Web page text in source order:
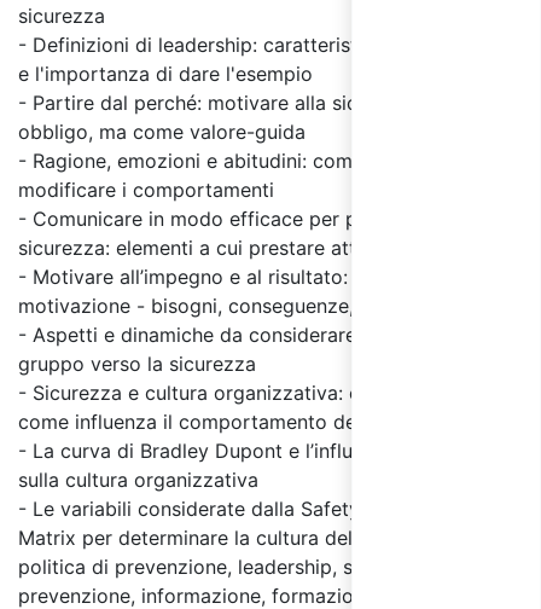
sicurezza
- Definizioni di leadership: caratteristiche, competenze
e l'importanza di dare l'esempio
- Partire dal perché: motivare alla sicurezza, non come
obbligo, ma come valore-guida
- Ragione, emozioni e abitudini: come agire per
modificare i comportamenti
- Comunicare in modo efficace per promuovere la
sicurezza: elementi a cui prestare attenzione
- Motivare all’impegno e al risultato: tre approcci alla
motivazione - bisogni, conseguenze, coinvolgimento
- Aspetti e dinamiche da considerare per guidare un
gruppo verso la sicurezza
- Sicurezza e cultura organizzativa: come si manifesta,
come influenza il comportamento delle persone
- La curva di Bradley Dupont e l’influenza dei leader
sulla cultura organizzativa
- Le variabili considerate dalla Safety Leadership
Matrix per determinare la cultura della sicurezza:
politica di prevenzione, leadership, strumenti di
prevenzione, informazione, formazione e